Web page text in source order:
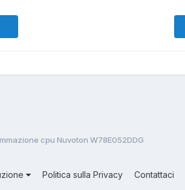
cpu Nuvoton W78E052DDG
Politica sulla Privacy Contattaci